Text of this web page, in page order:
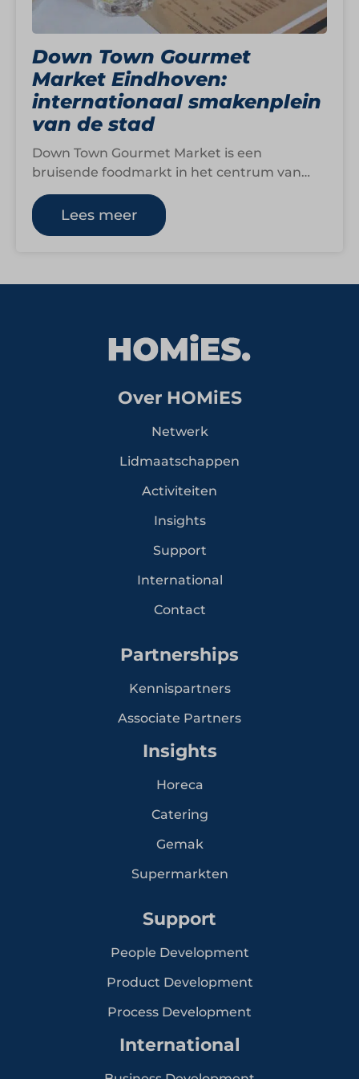
Down Town Gourmet
Market Eindhoven:
internationaal smakenplein
van de stad
Down Town Gourmet Market is een
bruisende foodmarkt in het centrum van
Eindhoven waar twintig unieke
foodconcepten samenkomen onder één…
Lees meer
Over HOMiES
Netwerk
Lidmaatschappen
Activiteiten
Insights
Support
International
Contact
Partnerships
Kennispartners
Associate Partners
Insights
Horeca
Catering
Gemak
Supermarkten
Support
People Development
Product Development
Process Development
International